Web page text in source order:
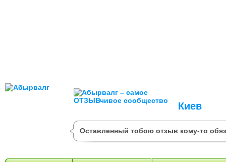
Киев
Оставленный тобою отзыв кому-то